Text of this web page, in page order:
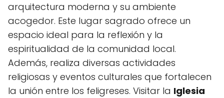
arquitectura moderna y su ambiente
acogedor. Este lugar sagrado ofrece un
espacio ideal para la reflexión y la
espiritualidad de la comunidad local.
Además, realiza diversas actividades
religiosas y eventos culturales que fortalecen
la unión entre los feligreses. Visitar la Iglesia